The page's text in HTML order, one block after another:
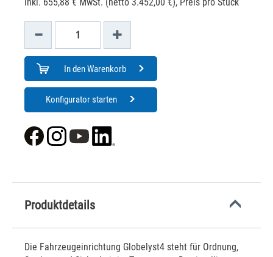
In den Warenkorb
Konfigurator starten
Produktdetails
Die Fahrzeugeinrichtung Globelyst4 steht für Ordnung,